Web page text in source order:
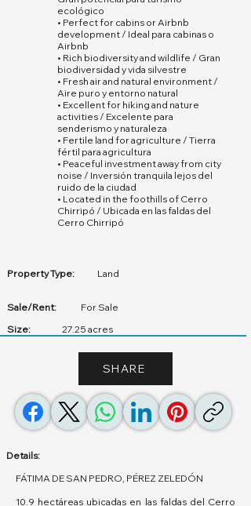
ecológico
• Perfect for cabins or Airbnb
development / Ideal para cabinas o
Airbnb
• Rich biodiversity and wildlife / Gran
biodiversidad y vida silvestre
• Fresh air and natural environment /
Aire puro y entorno natural
• Excellent for hiking and nature
activities / Excelente para
senderismo y naturaleza
• Fertile land for agriculture / Tierra
fértil para agricultura
• Peaceful investment away from city
noise / Inversión tranquila lejos del
ruido de la ciudad
• Located in the foothills of Cerro
Chirripó / Ubicada en las faldas del
Cerro Chirripó
Property Type: Land
Sale/Rent:
For Sale
Size:
27.25 acres
SHARE
Details:
FÁTIMA DE SAN PEDRO, PÉREZ ZELEDÓN
10.9 hectáreas ubicadas en las faldas del Cerro